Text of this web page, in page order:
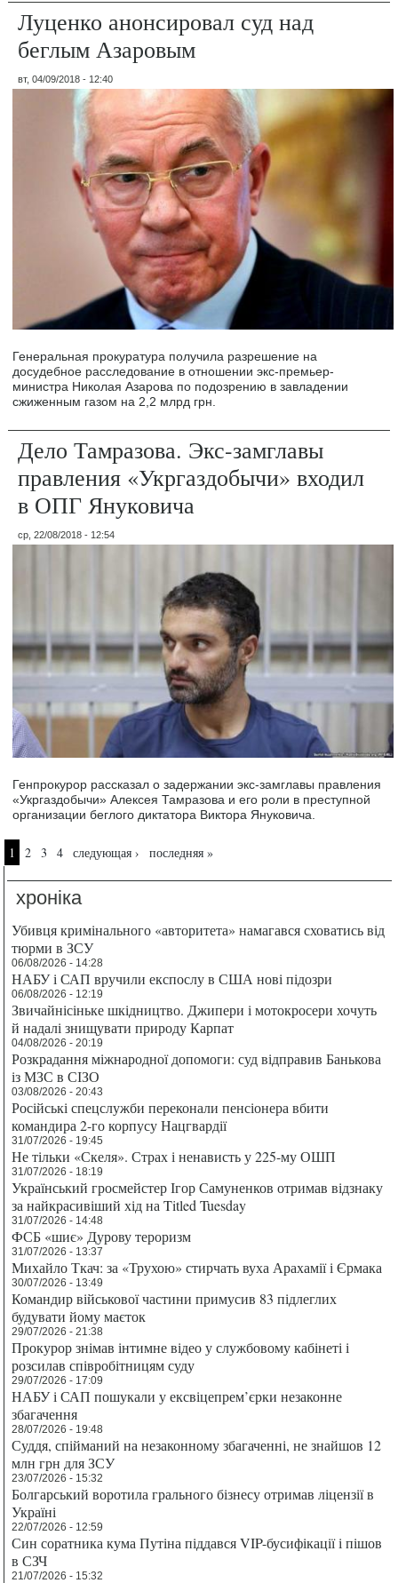
Луценко анонсировал суд над
беглым Азаровым
вт, 04/09/2018 - 12:40
Генеральная прокуратура получила разрешение на
досудебное расследование в отношении экс-премьер-
министра Николая Азарова по подозрению в завладении
сжиженным газом на 2,2 млрд грн.
Дело Тамразова. Экс-замглавы
правления «Укргаздобычи» входил
в ОПГ Януковича
ср, 22/08/2018 - 12:54
Генпрокурор рассказал о задержании экс-замглавы правления
«Укргаздобычи» Алексея Тамразова и его роли в преступной
организации беглого диктатора Виктора Януковича.
Страницы
1 2 3 4 следующая › последняя »
хроніка
Убивця кримінального «авторитета» намагався сховатись від
тюрми в ЗСУ
06/08/2026 - 14:28
НАБУ і САП вручили експослу в США нові підозри
06/08/2026 - 12:19
Звичайнісіньке шкідництво. Джипери і мотокросери хочуть
й надалі знищувати природу Карпат
04/08/2026 - 20:19
Розкрадання міжнародної допомоги: суд відправив Банькова
із МЗС в СІЗО
03/08/2026 - 20:43
Російські спецслужби переконали пенсіонера вбити
командира 2-го корпусу Нацгвардії
31/07/2026 - 19:45
Не тільки «Скеля». Страх і ненависть у 225-му ОШП
31/07/2026 - 18:19
Український гросмейстер Ігор Самуненков отримав відзнаку
за найкрасивіший хід на Titled Tuesday
31/07/2026 - 14:48
ФСБ «шиє» Дурову тероризм
31/07/2026 - 13:37
Михайло Ткач: за «Трухою» стирчать вуха Арахамії і Єрмака
30/07/2026 - 13:49
Командир військової частини примусив 83 підлеглих
будувати йому маєток
29/07/2026 - 21:38
Прокурор знімав інтимне відео у службовому кабінеті і
розсилав співробітницям суду
29/07/2026 - 17:09
НАБУ і САП пошукали у ексвіцепрем’єрки незаконне
збагачення
28/07/2026 - 19:48
Суддя, спійманий на незаконному збагаченні, не знайшов 12
млн грн для ЗСУ
23/07/2026 - 15:32
Болгарський воротила грального бізнесу отримав ліцензії в
Україні
22/07/2026 - 12:59
Син соратника кума Путіна піддався VIP-бусифікації і пішов
в СЗЧ
21/07/2026 - 15:32